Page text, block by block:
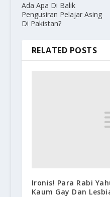
Ada Apa Di Balik
Pengusiran Pelajar Asing
Di Pakistan?
RELATED POSTS
Ironis! Para Rabi
Kaum Gay Dan